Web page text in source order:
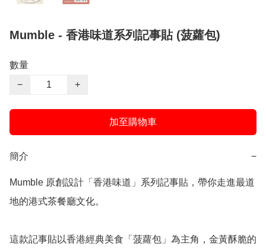
Mumble - 香港味道系列記事貼 (菠蘿包)
數量
−
+
加至購物車
簡介 −
Mumble 原創設計「香港味道」系列記事貼，帶你走進最道
地的港式茶餐廳文化。
這款記事貼以香港經典美食「菠蘿包」為主角，金黃酥脆的